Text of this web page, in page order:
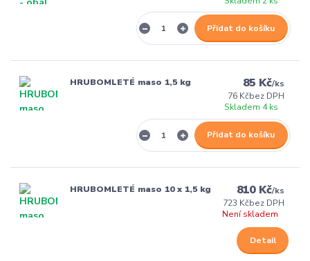
Přidat do košíku
HRUBOMLETÉ maso 1,5 kg 85 Kč/ks
76 Kčbez DPH
Skladem 4 ks
Přidat do košíku
HRUBOMLETÉ maso 10 x 1,5 kg 810 Kč/ks
723 Kčbez DPH
Není skladem
Detail